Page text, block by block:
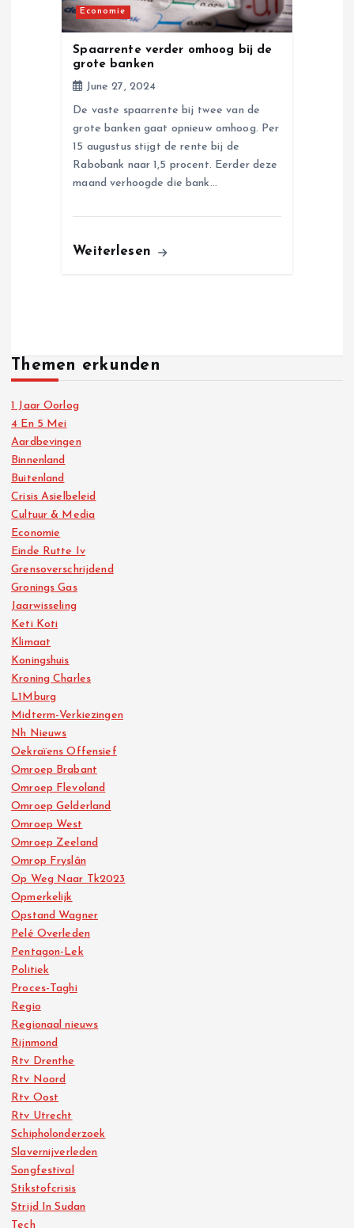
Economie
Spaarrente verder omhoog bij de
grote banken
June 27, 2024
De vaste spaarrente bij twee van de
grote banken gaat opnieuw omhoog. Per
15 augustus stijgt de rente bij de
Rabobank naar 1,5 procent. Eerder deze
maand verhoogde die bank…
Weiterlesen
Themen erkunden
1 Jaar Oorlog
4 En 5 Mei
Aardbevingen
Binnenland
Buitenland
Crisis Asielbeleid
Cultuur & Media
Economie
Einde Rutte Iv
Grensoverschrijdend
Gronings Gas
Jaarwisseling
Keti Koti
Klimaat
Koningshuis
Kroning Charles
L1Mburg
Midterm-Verkiezingen
Nh Nieuws
Oekraïens Offensief
Omroep Brabant
Omroep Flevoland
Omroep Gelderland
Omroep West
Omroep Zeeland
Omrop Fryslân
Op Weg Naar Tk2023
Opmerkelijk
Opstand Wagner
Pelé Overleden
Pentagon-Lek
Politiek
Proces-Taghi
Regio
Regionaal nieuws
Rijnmond
Rtv Drenthe
Rtv Noord
Rtv Oost
Rtv Utrecht
Schipholonderzoek
Slavernijverleden
Songfestival
Stikstofcrisis
Strijd In Sudan
Tech